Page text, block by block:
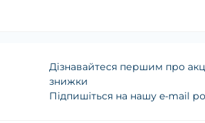
Дізнавайтеся першим про
знижки
Підпишіться на нашу e-mail
Політика